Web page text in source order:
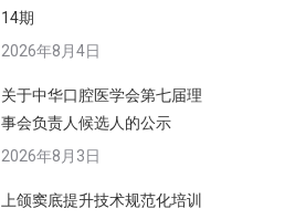
14期
2026年8月4日
关于中华口腔医学会第七届理
事会负责人候选人的公示
2026年8月3日
上颌窦底提升技术规范化培训